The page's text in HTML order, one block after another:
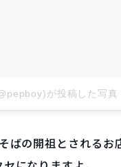
が投稿した写真
ばの開祖とされる